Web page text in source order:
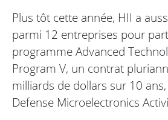
Plus tôt cette année, HII a
parmi 12 entreprises pour
programme Advanced
Program V, un contrat
milliards de dollars sur 10
Defense Microelectronics